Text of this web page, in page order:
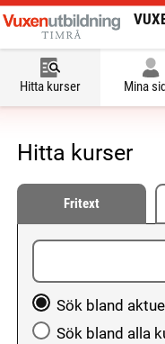
Hitta kurser Mina
Hitta kurser
Fritext
Välj att söka bland
Sök bland
Sök bland alla